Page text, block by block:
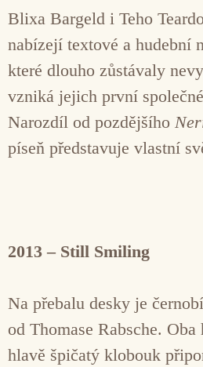
Blixa Bargeld i Teho
nabízejí textové a hudební
které dlouho zůstávaly
vzniká jejich první
Narozdíl od pozdějšího
píseň představuje vlastní
2013 – Still Smiling
Na přebalu desky je
od Thomase Rabsche.
hlavě špičatý klobouk